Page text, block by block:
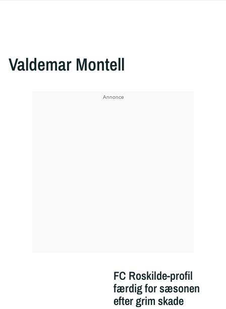
Valdemar Montell
FC Roskilde-profil
færdig for sæsonen
efter grim skade